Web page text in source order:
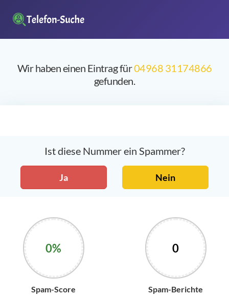
Wir haben einen Eintrag für04968 31174866
gefunden.
Ist diese Nummer ein Spammer?
Ja Nein
0%
Spam-Score
0
Spam-Berichte